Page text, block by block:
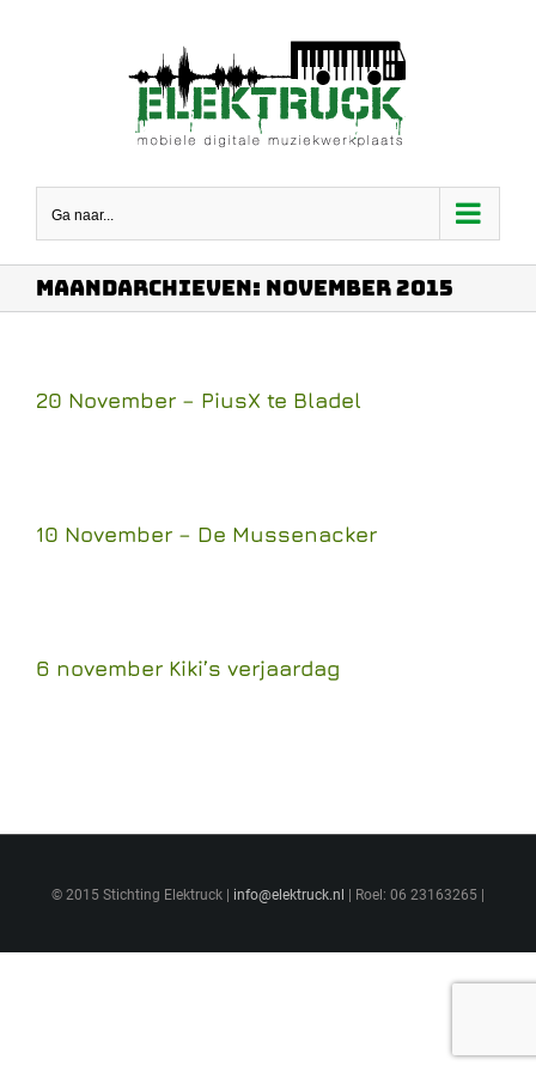
Ga naar...
Maandarchieven: november 2015
20 November – PiusX te Bladel
10 November – De Mussenacker
6 november Kiki’s verjaardag
© 2015 Stichting Elektruck | info@elektruck.nl | Roel: 06 23163265 |